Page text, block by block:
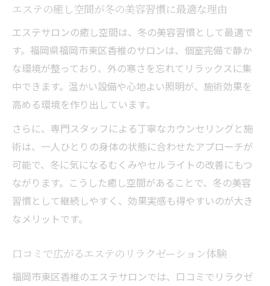
エステの癒し空間が冬の美容習慣に最適な理由
エステサロンの癒し空間は、冬の美容習慣として最適で
す。福岡県福岡市東区香椎のサロンは、個室完備で静か
な環境が整っており、外の寒さを忘れてリラックスに集
中できます。温かい設備や心地よい照明が、施術効果を
高める環境を作り出しています。
さらに、専門スタッフによる丁寧なカウンセリングと施
術は、一人ひとりの身体の状態に合わせたアプローチが
可能で、冬に気になるむくみやセルライトの改善にもつ
ながります。こうした癒し空間があることで、冬の美容
習慣として継続しやすく、効果実感も得やすいのが大き
なメリットです。
口コミで広がるエステのリラクゼーション体験
福岡市東区香椎のエステサロンでは、口コミでリラクゼ